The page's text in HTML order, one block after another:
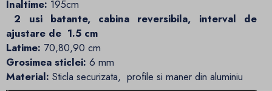
Inaltime: 195cm
2 usi batante, cabina reversibila, interval de
ajustare de 1.5 cm
Latime: 70,80,90 cm
Grosimea sticlei: 6 mm
Material: Sticla securizata, profile si maner din aluminiu